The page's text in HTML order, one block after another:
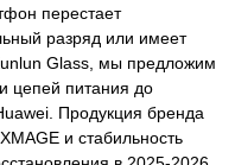
перестает
разряд или имеет
Glass, мы предложим
цепей питания до
Продукция бренда
и стабильность